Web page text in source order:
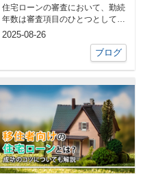
解説
住宅ローンの審査において、勤続
年数は審査項目のひとつとして多
くの金融機関が重視しています。
2025-08-26
ブログ